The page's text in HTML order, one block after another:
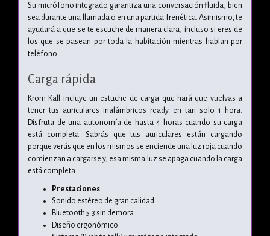
Su micrófono integrado garantiza una conversación fluida, bien
sea durante una llamada o en una partida frenética. Asimismo, te
ayudará a que se te escuche de manera clara, incluso si eres de
los que se pasean por toda la habitación mientras hablan por
teléfono.
Carga rápida
Krom Kall incluye un estuche de carga que hará que vuelvas a
tener tus auriculares inalámbricos ready en tan solo 1 hora.
Disfruta de una autonomía de hasta 4 horas cuando su carga
está completa. Sabrás que tus auriculares están cargando
porque verás que en los mismos se enciende una luz roja cuando
comienzan a cargarse y, esa misma luz se apaga cuando la carga
está completa.
Prestaciones
Sonido estéreo de gran calidad
Bluetooth 5.3 sin demora
Diseño ergonómico